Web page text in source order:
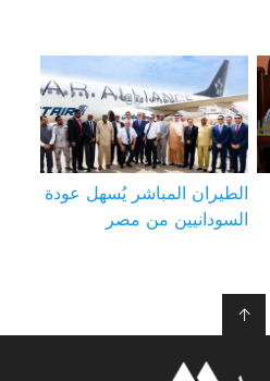
الطيران المباشر يُسهل عودة
السودانيين من مصر
↑